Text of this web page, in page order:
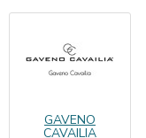
GAVENO
CAVAILIA